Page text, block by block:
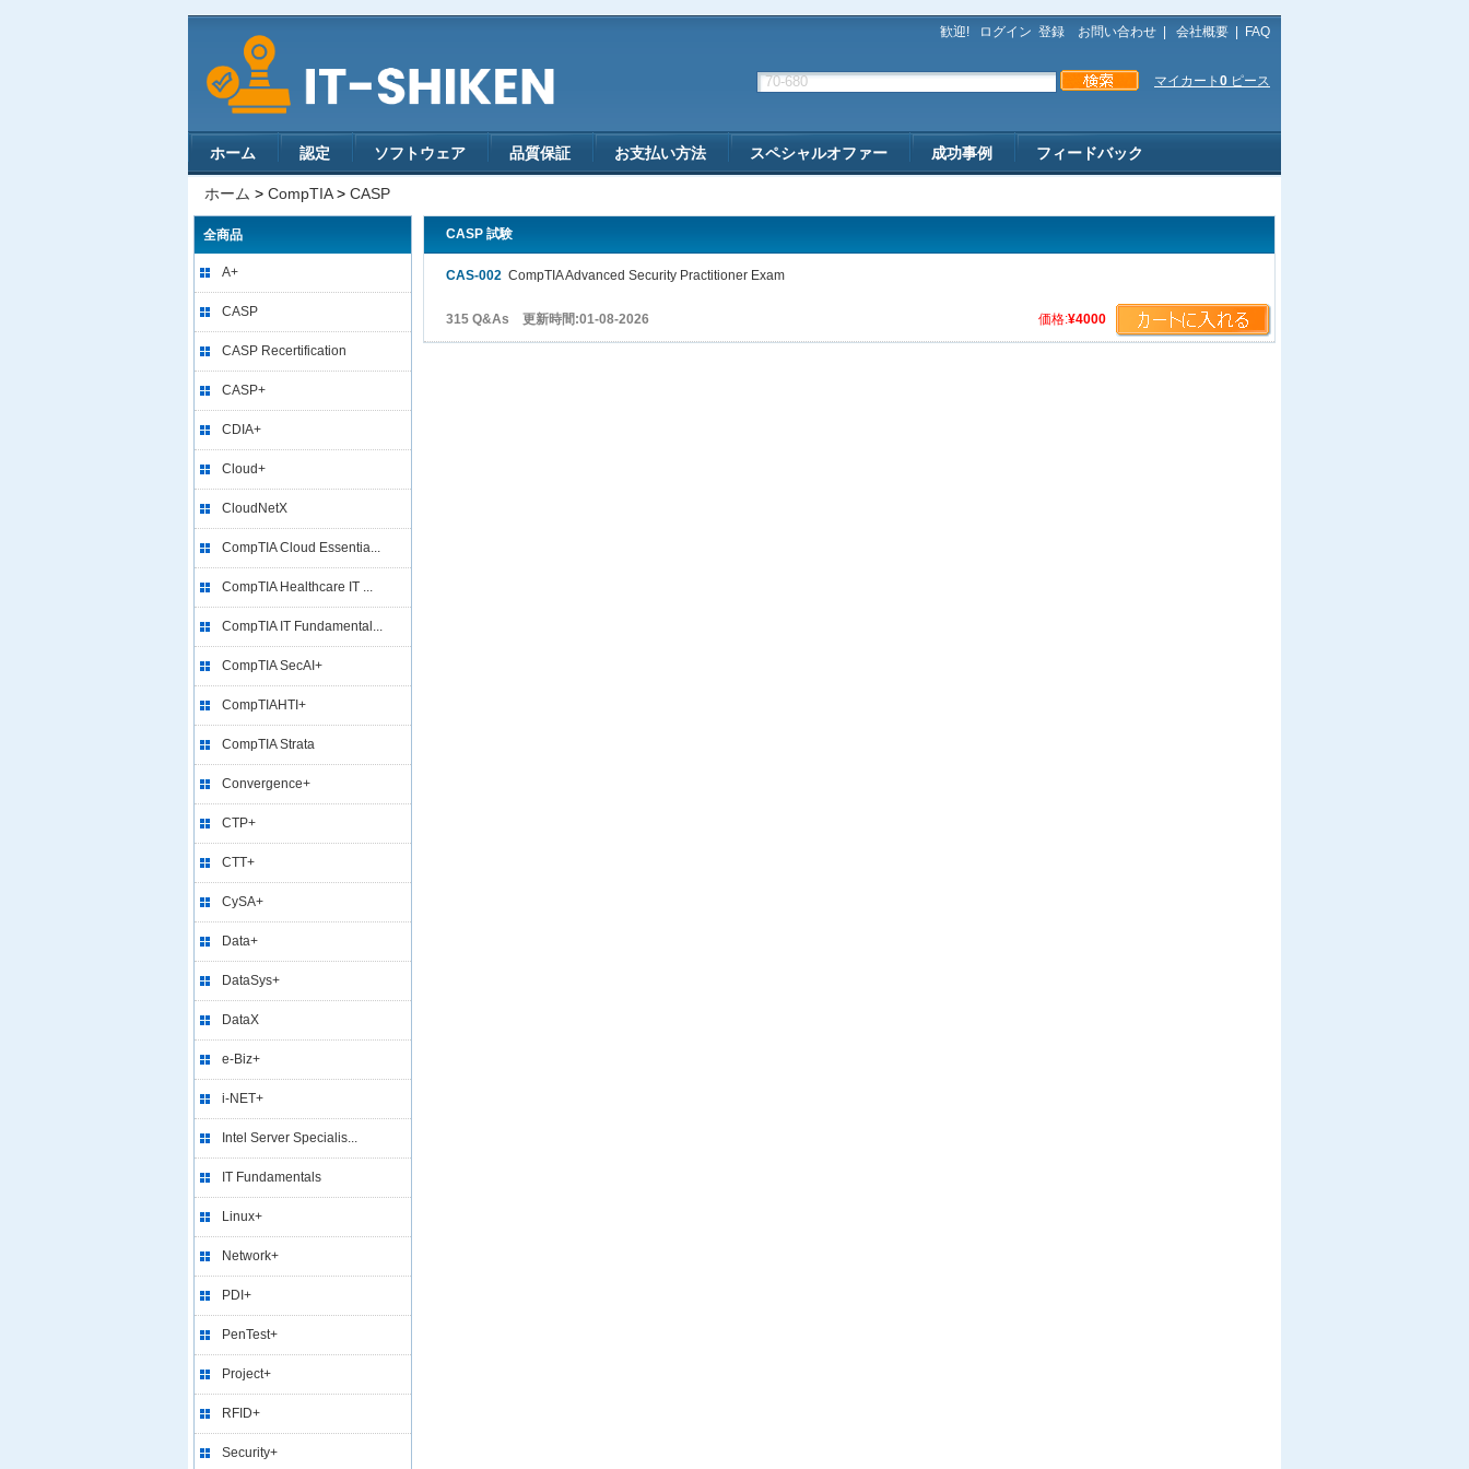
歓迎! ログイン 登録 お問い合わせ 会社概要 FAQ
マイカート 0 ピース
ホーム 認定 ソフトウェア 品質保証 お支払い方法 スペシャルオファー 成功事例 フィードバック
ホーム > CompTIA> CASP
全商品
A+
CASP
CASP Recertification
CASP+
CDIA+
Cloud+
CloudNetX
CompTIA Cloud Essentia...
CompTIA Healthcare IT ...
CompTIA IT Fundamental...
CompTIA SecAI+
CompTIAHTI+
CompTIA Strata
Convergence+
CTP+
CTT+
CySA+
Data+
DataSys+
DataX
e-Biz+
i-NET+
Intel Server Specialis...
IT Fundamentals
Linux+
Network+
PDI+
PenTest+
Project+
RFID+
Security+
CASP 試験
CAS-002 CompTIA Advanced Security Practitioner Exam
価格:¥4000
315 Q&As 更新時間:01-08-2026